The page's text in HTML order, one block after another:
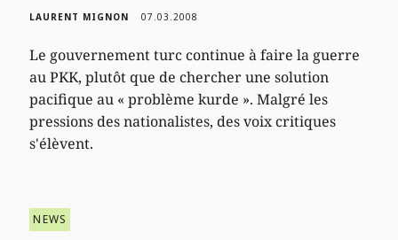
LAURENT MIGNON 07.03.2008
Le gouvernement turc continue à faire la guerre
au PKK, plutôt que de chercher une solution
pacifique au « problème kurde ». Malgré les
pressions des nationalistes, des voix critiques
s'élèvent.
NEWS